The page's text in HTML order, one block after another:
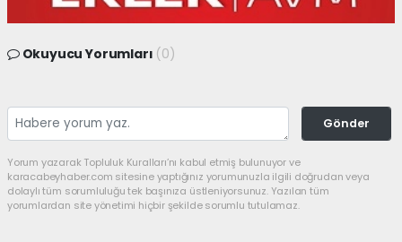
Okuyucu Yorumları (0)
Gönder
Yorum yazarak Topluluk Kuralları’nı kabul etmiş bulunuyor ve
karacabeyhaber.com sitesine yaptığınız yorumunuzla ilgili doğrudan veya
dolaylı tüm sorumluluğu tek başınıza üstleniyorsunuz. Yazılan tüm
yorumlardan site yönetimi hiçbir şekilde sorumlu tutulamaz.